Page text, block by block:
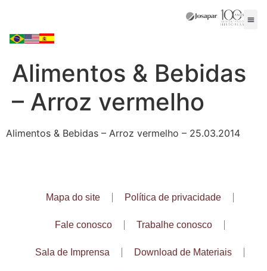
Alimentos & Bebidas
– Arroz vermelho
Alimentos & Bebidas – Arroz vermelho – 25.03.2014
Mapa do site Política de privacidade
Fale conosco Trabalhe conosco
Sala de Imprensa Download de Materiais